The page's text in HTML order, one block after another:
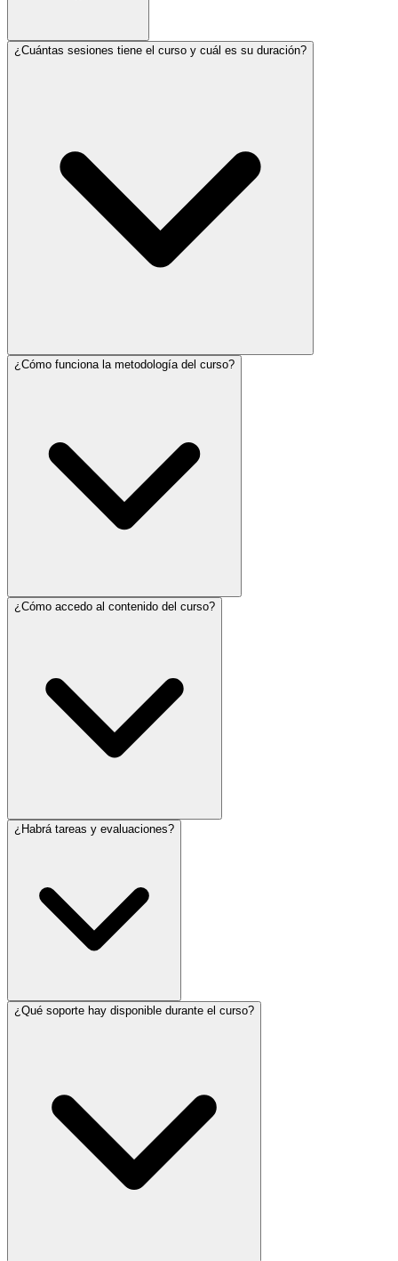
¿Cuántas sesiones tiene el curso y cuál es su duración?
¿Cómo funciona la metodología del curso?
¿Cómo accedo al contenido del curso?
¿Habrá tareas y evaluaciones?
¿Qué soporte hay disponible durante el curso?